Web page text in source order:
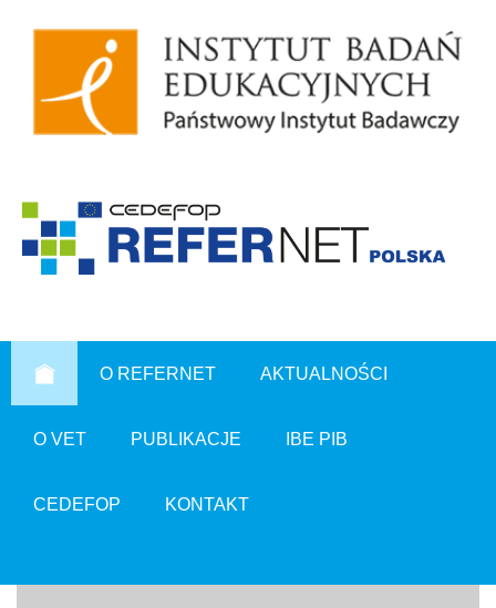
O REFERNET AKTUALNOŚCI
O VET PUBLIKACJE IBE PIB
CEDEFOP KONTAKT